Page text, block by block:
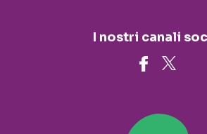
I nostri canali